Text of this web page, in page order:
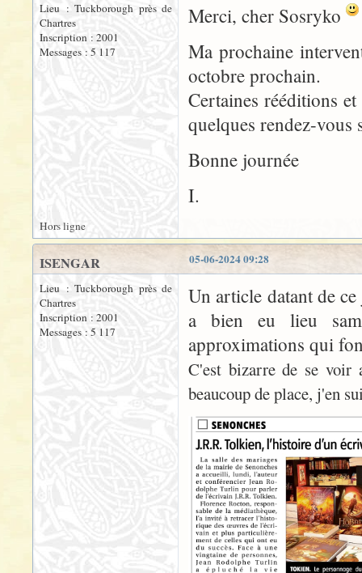
Lieu : Tuckborough près de
Chartres
Inscription : 2001
Messages : 5 117
Merci, cher Sosryko
Ma prochaine
octobre prochain.
Certaines rééditions
quelques rendez-
Bonne journée
I.
Hors ligne
05-06-2024 09:28
ISENGAR
Lieu : Tuckborough près de
Chartres
Inscription : 2001
Messages : 5 117
Un article datant de
a bien eu lieu
approximations qui
C'est bizarre de se voir
beaucoup de place, j'en